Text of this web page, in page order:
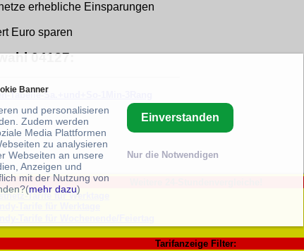
erhebliche Einsparungen
Euro sparen
04127:
Tabelle-Sa.+und+So-1Min-3Rang
Tarife für Werktage
Tarifanzeige Filter:
Banner
und personalisieren
Zudem werden
Media Plattformen
zu analysieren
Webseiten an unsere
Anzeigen und
mit der Nutzung von
mehr dazu)
Einverstanden
Nur die Notwendigen